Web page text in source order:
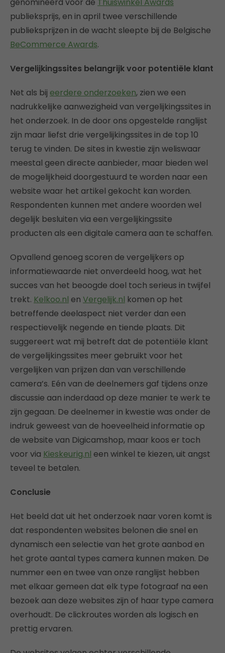
publieksprijs, en in april twee verschillende
publieksprijzen in de wacht sleepte bij de Belgische
BeCommerce Awards.
Vergelijkingssites belangrijk voor potentiële klant
Net als bij eerdere onderzoeken, zien we een
nadrukkelijke aanwezigheid van vergelijkingssites in
het onderzoek. In de door ons opgestelde ranglijst
zijn maar liefst drie vergelijkingssites in de top 10
terug te vinden. De sites in kwestie zijn weliswaar
meestal geen directe aanbieder, maar bieden wel
de mogelijkheid doorgestuurd te worden naar een
website waar het artikel gekocht kan worden.
Respondenten kunnen met andere woorden wel
degelijk besluiten via een vergelijkingssite
producten als een digitale camera aan te schaffen.
Opvallend genoeg scoren de vergelijkers op
informatiewaarde niet onverdeeld hoog, wat het
succes van het beoogde doel toch serieus in twijfel
trekt. Kelkoo.nl en Vergelijk.nl komen op het
betreffende deelaspect niet verder dan een
respectievelijk negende en tiende plaats. Dit
suggereert wat mij betreft dat de potentiële klant
de vergelijkingssites meer gebruikt voor het
vergelijken van prijzen dan van verschillende
camera’s. Eén van de deelnemers gaf tijdens onze
discussie aan inderdaad op deze manier te werk te
zijn gegaan. De deelnemer in kwestie was onder de
indruk geweest van de hoeveelheid informatie op
de website van Digicamshop, maar koos er toch
voor via Kieskeurig.nl een winkel te kiezen, uit angst
teveel te betalen.
Conclusie
Het beeld dat uit het onderzoek naar voren komt is
dat respondenten websites belonen die snel en
dynamisch een selectie van het grote aanbod en
het grote aantal types camera kunnen maken. De
nummer een en twee van onze ranglijst hebben
met elkaar gemeen dat elk type fotograaf na een
bezoek aan deze websites zijn of haar type camera
overhoudt. De clickroutes worden als logisch en
prettig ervaren.